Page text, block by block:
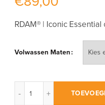
RDAM® | Iconic
Volwassen Maten